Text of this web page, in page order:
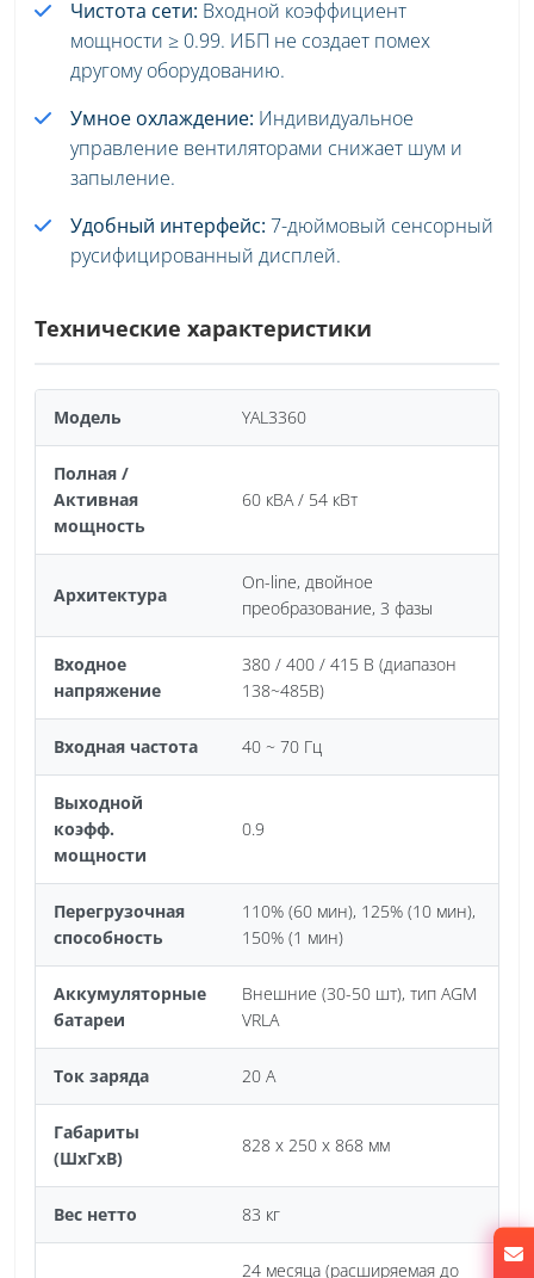
Чистота сети: Входной коэффициент
мощности ≥ 0.99. ИБП не создает помех
другому оборудованию.
Умное охлаждение: Индивидуальное
управление вентиляторами снижает шум и
запыление.
Удобный интерфейс: 7-дюймовый сенсорный
русифицированный дисплей.
Технические характеристики
Модель YAL3360
Полная /
Активная
мощность
60 кВА / 54 кВт
Архитектура
On-line, двойное
преобразование, 3 фазы
Входное
напряжение
380 / 400 / 415 В (диапазон
138~485В)
Входная частота 40 ~ 70 Гц
Выходной
коэфф.
мощности
0.9
Перегрузочная
способность
110% (60 мин), 125% (10 мин),
150% (1 мин)
Аккумуляторные
батареи
Внешние (30-50 шт), тип AGM
VRLA
Ток заряда 20 А
Габариты
(ШхГхВ)
828 х 250 х 868 мм
Вес нетто 83 кг
24 месяца (расширяемая до